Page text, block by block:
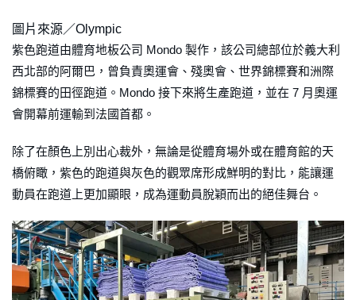
圖片來源／Olympic
紫色跑道由體育地板公司 Mondo 製作，該公司總部位於義大利
西北部的阿爾巴，曾負責奧運會、殘奧會、世界錦標賽和洲際
錦標賽的田徑跑道。Mondo 接下來將生產跑道，並在 7 月奧運
會開幕前運輸到法國首都。
除了在顏色上別出心裁外，無論是從體育場外或在體育館的天
橋俯瞰，紫色的跑道與灰色的觀眾席形成鮮明的對比，能讓運
動員在跑道上更加顯眼，成為運動員脫穎而出的絕佳舞台。